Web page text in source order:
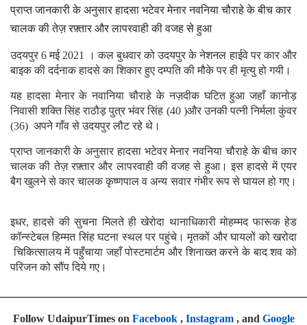
प्राप्त जानकारी के अनुसार हादसा भटेवर मेनार नवनिया चौराहे के बीच कार
चालक की तेज़ रफ़्तार और लापरवाही की वजह से हुआ
उदयपुर 6 मई 2021 । कल बुधवार को उदयपुर के नेशनल हाईवे पर कार और
बाइक की दर्दनाक हादसे का शिकार हुए दम्पति की मौके पर ही मृत्यु हो गयी।
यह हादसा मेनार के नवानिया चौराहे के नज़दीक घटित हुआ जहाँ कानोड़
निवासी शक्ति सिंह राठौड़ पुत्र भंवर सिंह (40 )और उनकी पत्नी निर्मला कुंवर
(36) अपने गाँव से उदयपुर लौट रहे थे।
प्राप्त जानकारी के अनुसार हादसा भटेवर मेनार नवनिया चौराहे के बीच कार
चालक की तेज़ रफ़्तार और लापरवाही की वजह से हुआ। इस हादसे में एयर
बैग खुलने से कार चालक कृष्णपाल व अन्य सवार गंभीर रूप से घायल हो गए।
इधर, हादसे की सुचना मिलते ही खेरोदा थानाधिकारी मोहम्मद फारूक हेड
कॉन्स्टेबल हिम्मत सिंह घटना स्थल पर पहुंचे। मृतकों और घायलों को खरोदा
चिकित्सालय में पहुँचाया जहाँ पोस्टमार्टम और शिनाख्त करने के बाद शव को
परिजन को सौंप दिये गए।
Follow UdaipurTimes on Facebook, Instagram, and Google